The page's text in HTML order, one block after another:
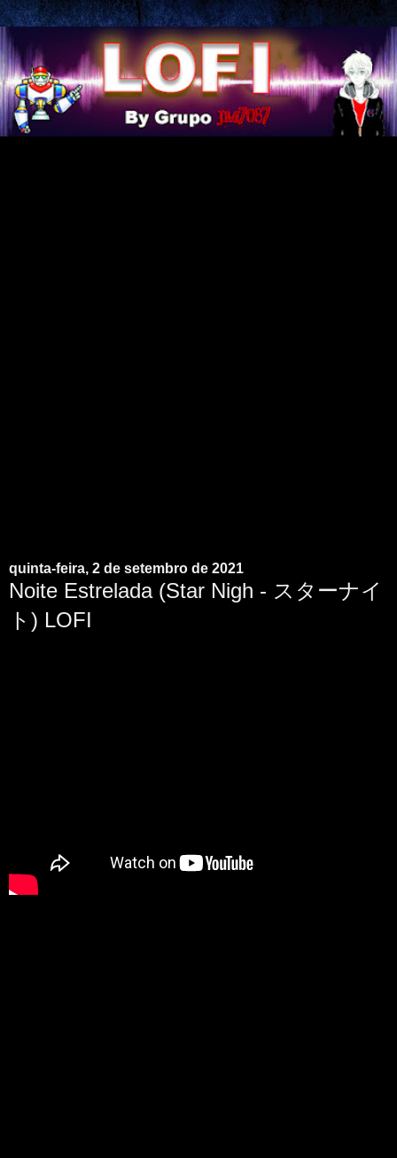
quinta-feira, 2 de setembro de 2021
Noite Estrelada (Star Nigh - スターナイ
ト) LOFI